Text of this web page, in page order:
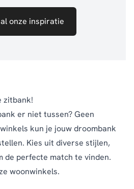
onze inspiratie
zitbank!
er niet tussen? Geen
kun je jouw droombank
Kies uit diverse stijlen,
de perfecte match te vinden.
woonwinkels.